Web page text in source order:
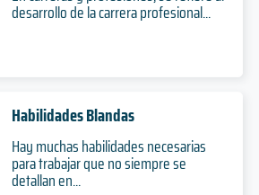
desarrollo de la carrera profesional...
Habilidades Blandas
Hay muchas habilidades necesarias
para trabajar que no siempre se
detallan en...